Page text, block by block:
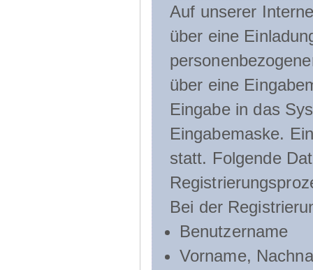
Auf unserer
über eine
über eine
Eingabe in das
Eingabemaske.
statt. Folgende
Bei der
Benutzername
Vorname,